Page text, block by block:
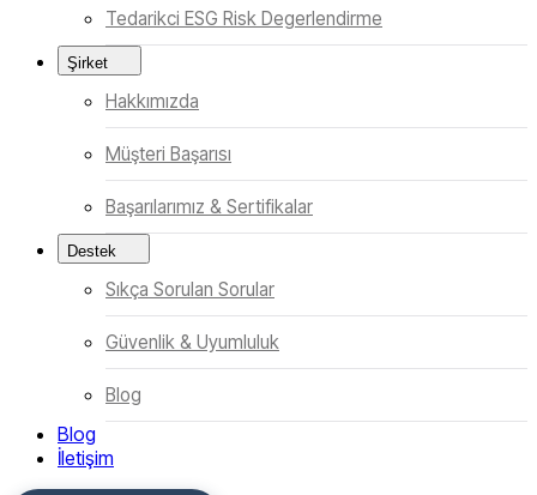
Tedarikci ESG Risk Degerlendirme
Şirket
Hakkımızda
Müşteri Başarısı
Başarılarımız & Sertifikalar
Destek
Sıkça Sorulan Sorular
Güvenlik & Uyumluluk
Blog
Blog
İletişim